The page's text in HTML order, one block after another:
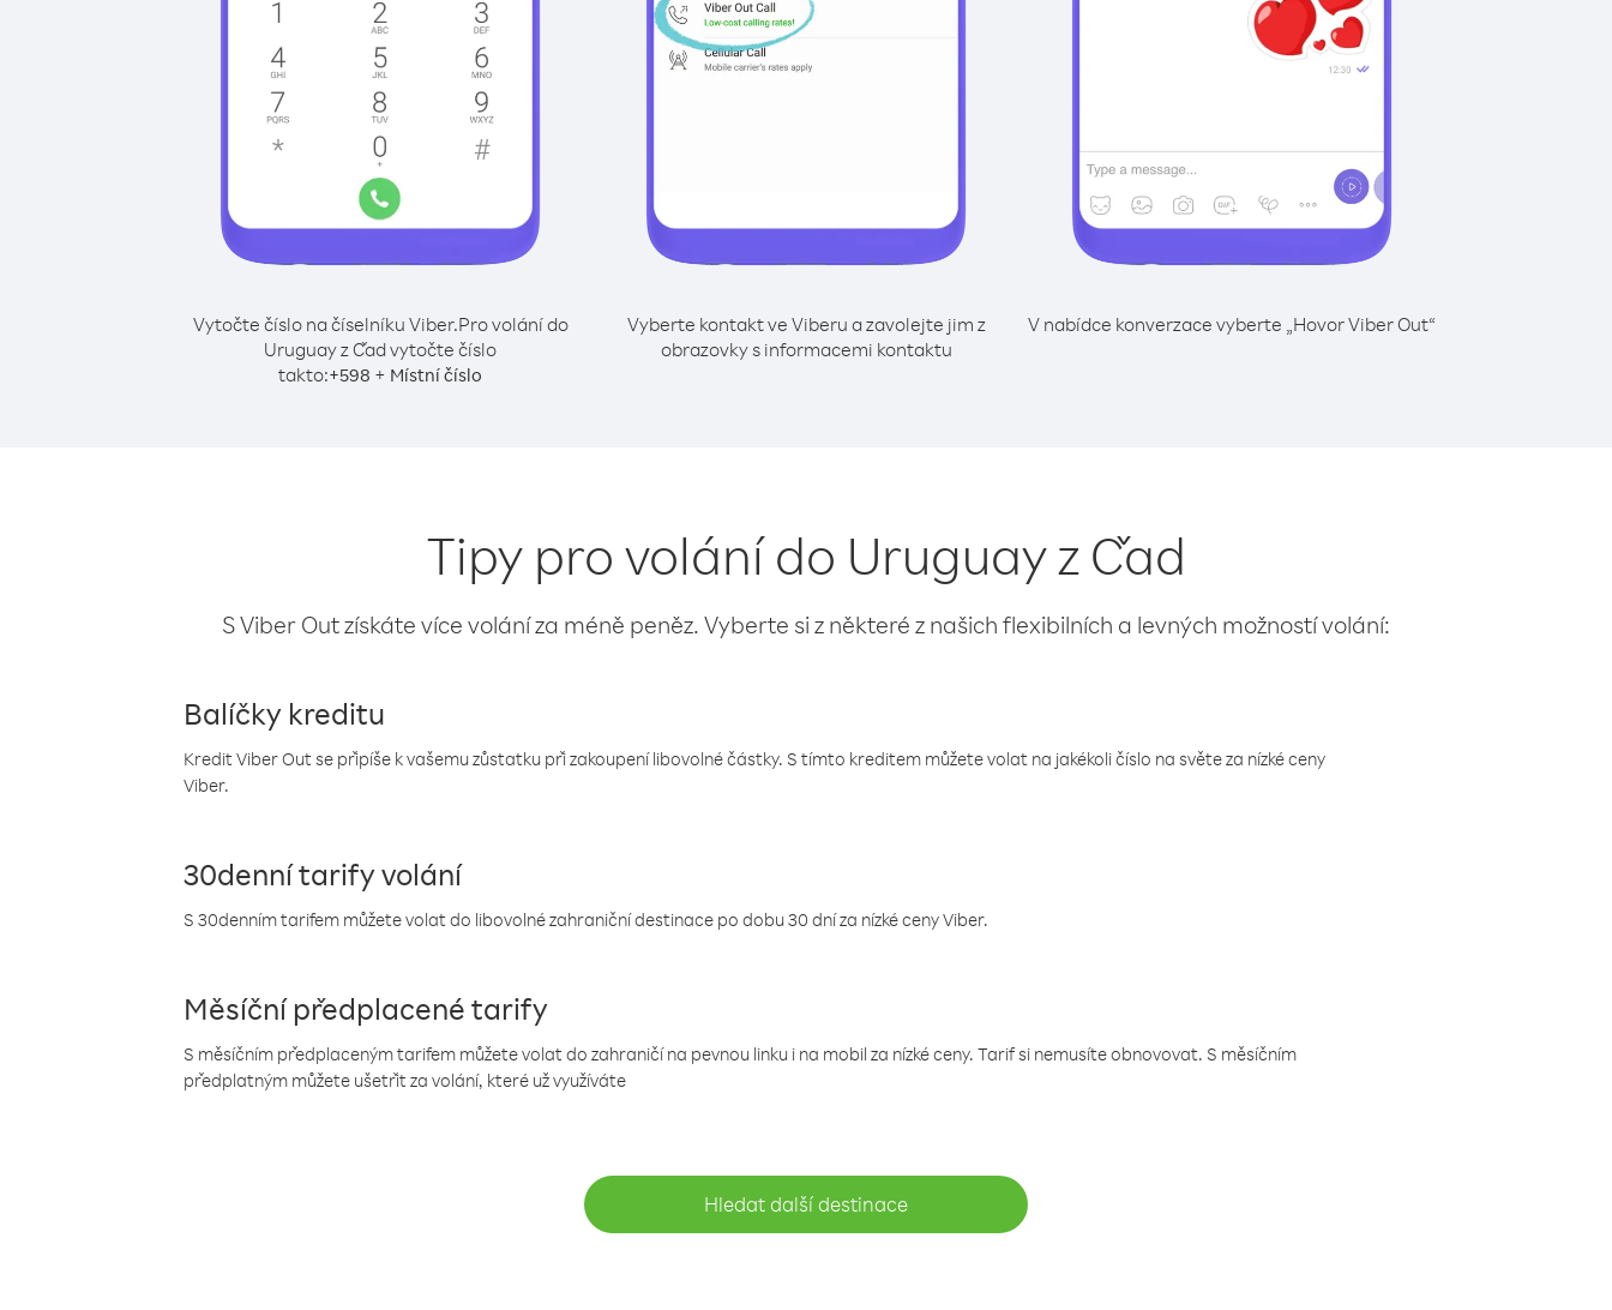
Vytočte číslo na číselníku Viber.Pro volání do
Uruguay z Čad vytočte číslo
takto:+598 + Místní číslo
Vyberte kontakt ve Viberu a zavolejte jim z
obrazovky s informacemi kontaktu
V nabídce konverzace vyberte „Hovor Viber Out“
Tipy pro volání do Uruguay z Čad
S Viber Out získáte více volání za méně peněz. Vyberte si z některé z našich flexibilních a levných možností volání:
Balíčky kreditu
Kredit Viber Out se připíše k vašemu zůstatku při zakoupení libovolné částky. S tímto kreditem můžete volat na jakékoli číslo na světe za nízké ceny
Viber.
30denní tarify volání
S 30denním tarifem můžete volat do libovolné zahraniční destinace po dobu 30 dní za nízké ceny Viber.
Měsíční předplacené tarify
S měsíčním předplaceným tarifem můžete volat do zahraničí na pevnou linku i na mobil za nízké ceny. Tarif si nemusíte obnovovat. S měsíčním
předplatným můžete ušetřit za volání, které už využíváte
Hledat další destinace